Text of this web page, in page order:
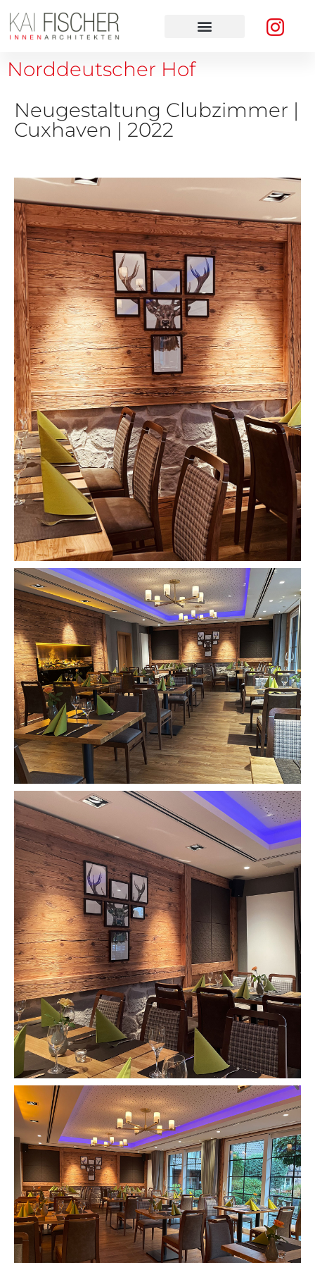
Norddeutscher Hof
Neugestaltung Clubzimmer |
Cuxhaven | 2022